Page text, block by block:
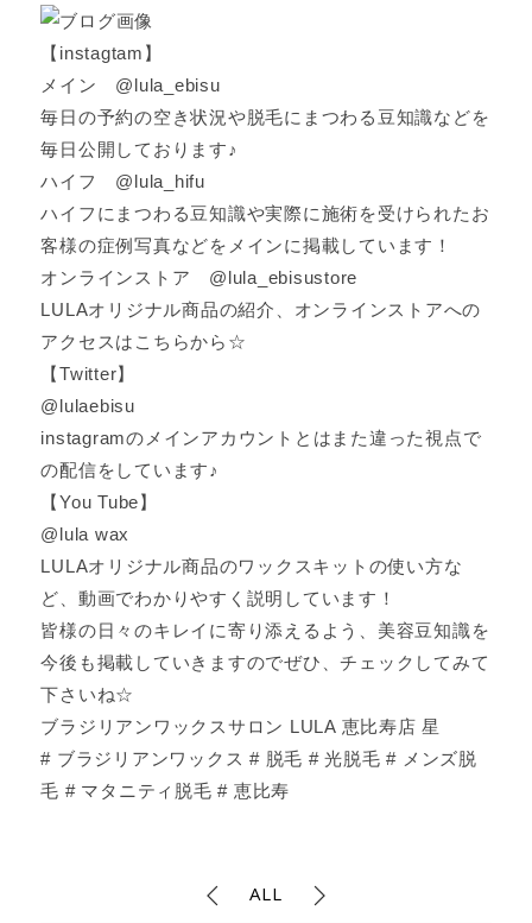
【instagtam】
メイン @lula_ebisu
毎日の予約の空き状況や脱毛にまつわる豆知識などを
毎日公開しております♪
ハイフ @lula_hifu
ハイフにまつわる豆知識や実際に施術を受けられたお
客様の症例写真などをメインに掲載しています！
オンラインストア @lula_ebisustore
LULAオリジナル商品の紹介、オンラインストアへの
アクセスはこちらから☆
【Twitter】
@lulaebisu
instagramのメインアカウントとはまた違った視点で
の配信をしています♪
【You Tube】
@lula wax
LULAオリジナル商品のワックスキットの使い方な
ど、動画でわかりやすく説明しています！
皆様の日々のキレイに寄り添えるよう、美容豆知識を
今後も掲載していきますのでぜひ、チェックしてみて
下さいね☆
ブラジリアンワックスサロン LULA 恵比寿店 星
# ブラジリアンワックス # 脱毛 # 光脱毛 # メンズ脱
毛 # マタニティ脱毛 # 恵比寿
ALL